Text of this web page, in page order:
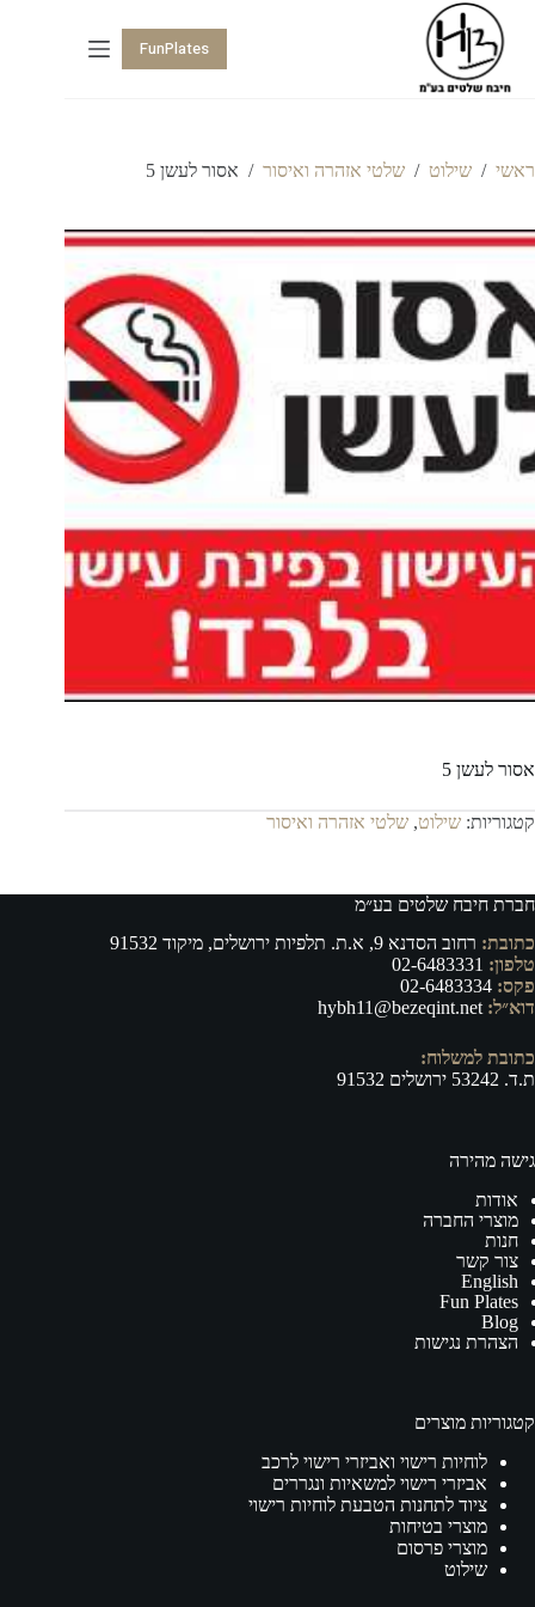
FunPlates
ראשי / שילוט / שלטי אזהרה ואיסור / אסור לעשן 5
אסור לעשן 5
קטגוריות: שילוט, שלטי אזהרה ואיסור
חברת חיבח שלטים בע״מ
כתובת: רחוב הסדנא 9, א.ת. תלפיות ירושלים, מיקוד 91532
טלפון: 02-6483331
פקס:
דוא״ל: hybh11@bezeqint.net
כתובת למשלוח:
ת.ד. 53242 ירושלים 91532
גישה מהירה
אודות
מוצרי החברה
חנות
צור קשר
English
Fun Plates
Blog
הצהרת נגישות
קטגוריות מוצרים
לוחיות רישוי ואביזרי רישוי לרכב
אביזרי רישוי למשאיות ונגררים
ציוד לתחנות הטבעת לוחיות רישוי
מוצרי בטיחות
מוצרי פרסום
שילוט